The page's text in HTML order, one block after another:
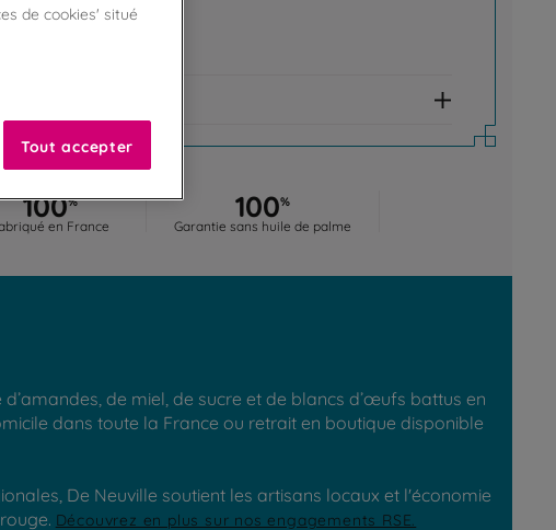
points de fidélité !
100%
en France 100%
Garantie sans huile de palme
de miel, de sucre et de blancs d’œufs battus en
dans toute la France ou retrait en boutique disponible
De Neuville soutient les artisans locaux et l'économie
Découvrez en plus sur nos engagements RSE.
de cookies' situé
Tout accepter